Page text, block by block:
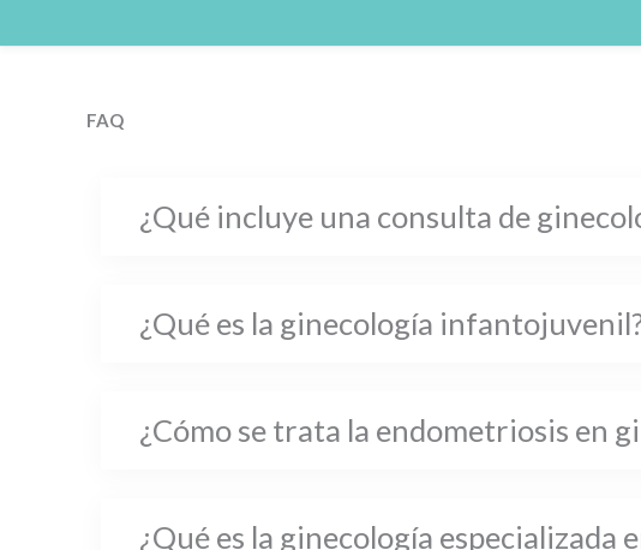
FAQ
¿Qué incluye una consulta de
¿Qué es la ginecología
¿Cómo se trata la endometriosis en
¿Qué es la ginecología especializada